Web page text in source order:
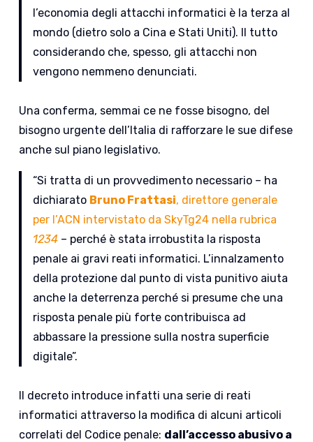
l’economia degli attacchi informatici è la terza al
mondo (dietro solo a Cina e Stati Uniti). Il tutto
considerando che, spesso, gli attacchi non
vengono nemmeno denunciati.
Una conferma, semmai ce ne fosse bisogno, del
bisogno urgente dell’Italia di rafforzare le sue difese
anche sul piano legislativo.
“Si tratta di un provvedimento necessario – ha
dichiarato Bruno Frattasi, direttore generale
per l’ACN intervistato da SkyTg24 nella rubrica
1234 – perché è stata irrobustita la risposta
penale ai gravi reati informatici. L’innalzamento
della protezione dal punto di vista punitivo aiuta
anche la deterrenza perché si presume che una
risposta penale più forte contribuisca ad
abbassare la pressione sulla nostra superficie
digitale”.
Il decreto introduce infatti una serie di reati
informatici attraverso la modifica di alcuni articoli
correlati del Codice penale: dall’accesso abusivo a